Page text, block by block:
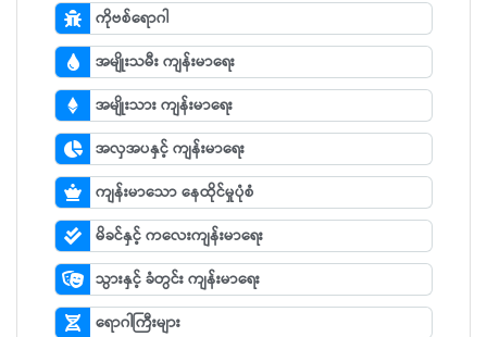
ကိုဗစ်ရောဂါ
အမျိုးသမီး ကျန်းမာရေး
အမျိုးသား ကျန်းမာရေး
အလှအပနှင့် ကျန်းမာရေး
ကျန်းမာသော နေထိုင်မှုပုံစံ
မိခင်နှင့် ကလေးကျန်းမာရေး
သွားနှင့် ခံတွင်း ကျန်းမာရေး
ရောဂါကြီးများ